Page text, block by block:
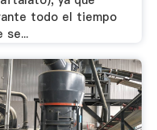
todo el tiempo
se...